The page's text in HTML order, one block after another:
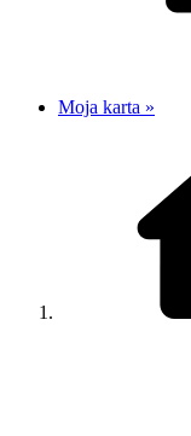
Moja karta »